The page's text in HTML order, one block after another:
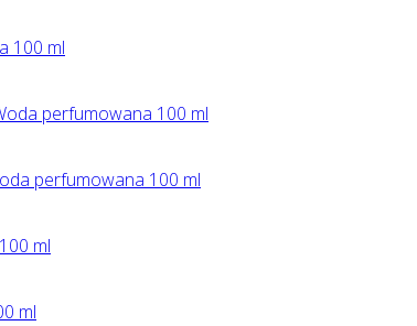
100 ml
perfumowana 100 ml
ml